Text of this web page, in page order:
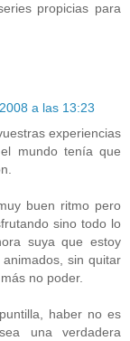
propicias para
a las 13:23
experiencias
mundo tenía que
buen ritmo pero
sino todo lo
suya que estoy
sin quitar
no poder.
haber no es
una verdadera